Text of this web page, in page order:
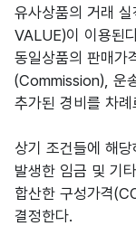
유사상품의 거래
VALUE)이 이용된
동일상품의 판매가
(Commission), 운
추가된 경비를 차
상기 조건들에 해
발생한 임금 및 기
합산한 구성가격
결정한다.